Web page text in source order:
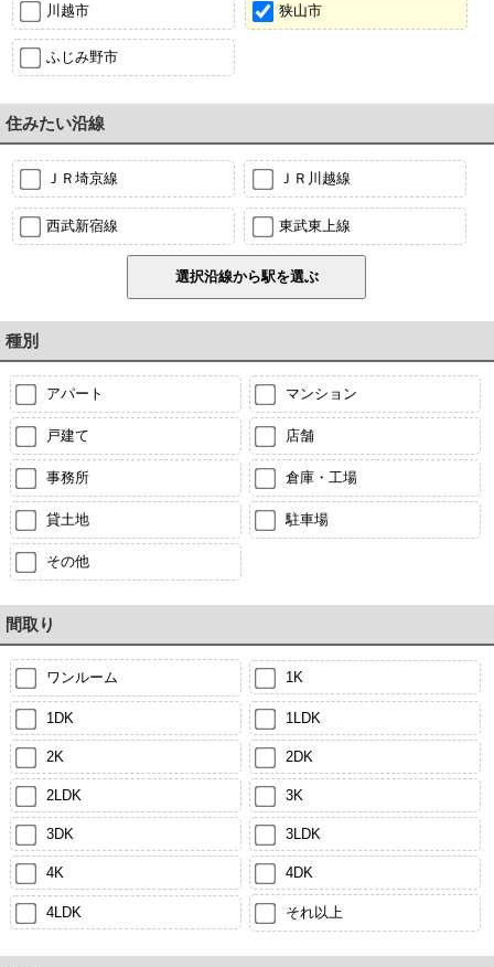
川越市 狭山市
ふじみ野市
住みたい沿線
ＪＲ埼京線 ＪＲ川越線
西武新宿線 東武東上線
種別
アパート マンション
戸建て 店舗
事務所 倉庫・工場
貸土地 駐車場
その他
間取り
ワンルーム 1K
1DK 1LDK
2K 2DK
2LDK 3K
3DK 3LDK
4K 4DK
4LDK それ以上